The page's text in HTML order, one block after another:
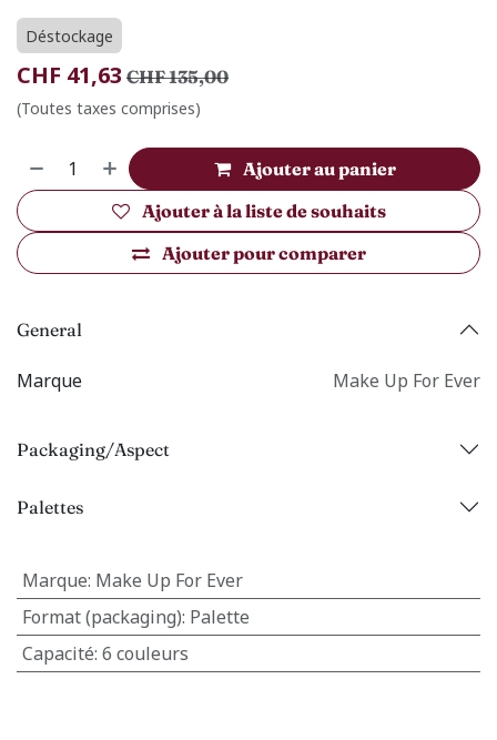
Déstockage
CHF 41,63 CHF135,00
(Toutes taxes comprises)
Ajouter au panier
Ajouter pour comparer
Ajouter à la liste de souhaits
General
Marque Make Up For Ever
Packaging/Aspect
Palettes
Marque: Make Up For Ever
Format (packaging): Palette
Capacité: 6 couleurs